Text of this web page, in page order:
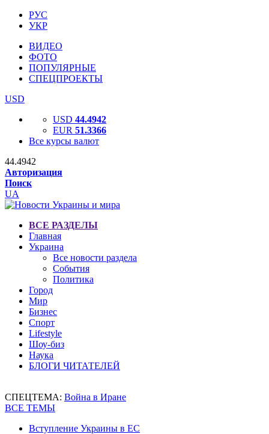
РУС
УКР
ВИДЕО
ФОТО
ПОПУЛЯРНЫЕ
СПЕЦПРОЕКТЫ
USD
USD 44.4942
EUR 51.3366
Все курсы валют
44.4942
Авторизация
Поиск
UA
ВСЕ РАЗДЕЛЫ
Главная
Украина
Все новости раздела
События
Политика
Город
Мир
Бизнес
Спорт
Lifestyle
Шоу-биз
Наука
БЛОГИ ЧИТАТЕЛЕЙ
СПЕЦТЕМА: Война в Иране
ВСЕ ТЕМЫ
Вступление Украины в ЕС